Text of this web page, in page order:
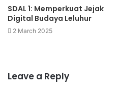
SDAL 1: Memperkuat Jejak
Digital Budaya Leluhur
2 March 2025
Leave a Reply